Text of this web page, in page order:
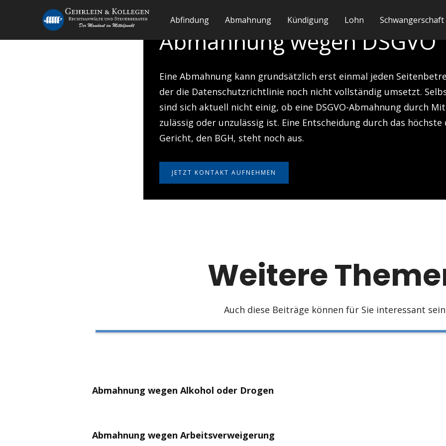
Abfindung Abmahnung Kündigung Lohn Schwangerschaft
Abmahnung wegen DSGVO
Eine Abmahnung kann grundsätzlich erst einmal jeden
der die Datenschutzrichtlinie noch nicht vollständig umsetzt.
sind sich aktuell nicht einig, ob eine DSGVO-Abmahnung durch
zulässig oder unzulässig ist. Eine Entscheidung durch das höchste
Gericht, den BGH, steht noch aus.
JETZT KONTAKT AUFNEHMEN
Weitere
Auch diese Beiträge können für Sie interessant sein
Abmahnung wegen Alkohol oder Drogen
unterscheiden, ob der Mitarbeiter in Einzelfällen auffällig wird oder eine Suchterkrankung
Abmahnung wegen Arbeitsverweigerung